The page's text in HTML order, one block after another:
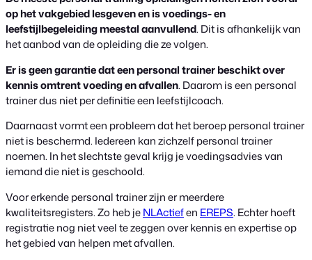
op het vakgebied lesgeven en is voedings- en
leefstijlbegeleiding meestal aanvullend. Dit is afhankelijk van
het aanbod van de opleiding die ze volgen.
Er is geen garantie dat een personal trainer beschikt over
kennis omtrent voeding en afvallen. Daarom is een personal
trainer dus niet per definitie een leefstijlcoach.
Daarnaast vormt een probleem dat het beroep personal trainer
niet is beschermd. Iedereen kan zichzelf personal trainer
noemen. In het slechtste geval krijg je voedingsadvies van
iemand die niet is geschoold.
Voor erkende personal trainer zijn er meerdere
kwaliteitsregisters. Zo heb jeNLActiefen EREPS. Echter hoeft
registratie nog niet veel te zeggen over kennis en expertise op
het gebied van helpen met afvallen.